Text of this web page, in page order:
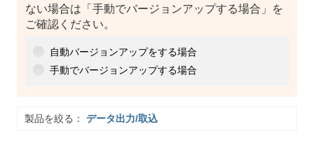
ない場合は「手動でバージョンアップする場合」を
ご確認ください。
自動バージョンアップをする場合
手動でバージョンアップする場合
製品を絞る： データ出力/取込